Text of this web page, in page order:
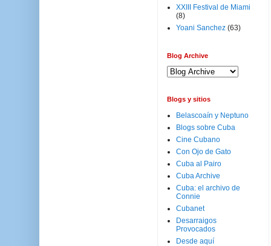
XXIII Festival de Miami
(8)
Yoani Sanchez (63)
Blog Archive
Blogs y sitios
Belascoaín y Neptuno
Blogs sobre Cuba
Cine Cubano
Con Ojo de Gato
Cuba al Pairo
Cuba Archive
Cuba: el archivo de
Connie
Cubanet
Desarraigos
Provocados
Desde aquí